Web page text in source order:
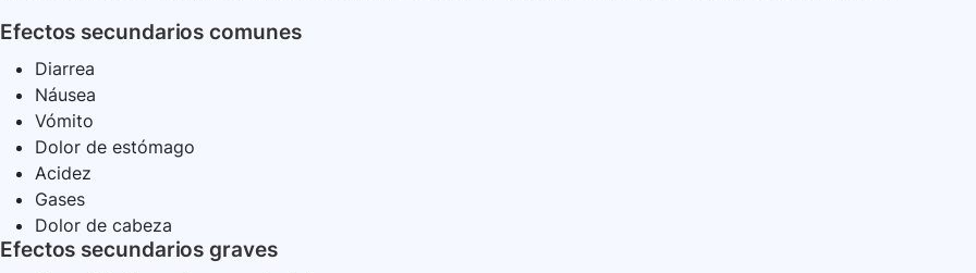
Efectos secundarios comunes
Diarrea
Náusea
Vómito
Dolor de estómago
Acidez
Gases
Dolor de cabeza
Efectos secundarios graves